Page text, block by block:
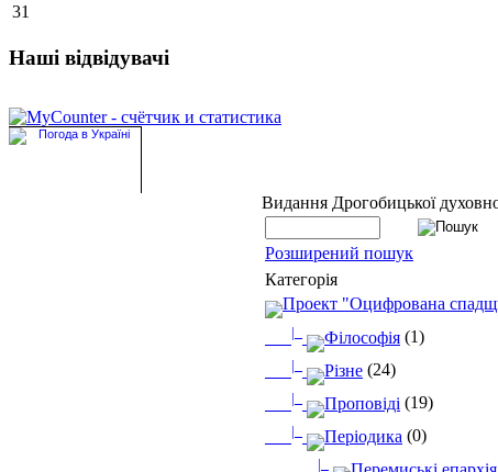
31
Наші відвідувачі
Видання Дрогобицької
Розширений пошук
Категорія
Проект "Оцифрована
|_ Філософія (1)
|_ Різне (24)
|_ Проповіді (19)
|_ Періодика (0)
|_